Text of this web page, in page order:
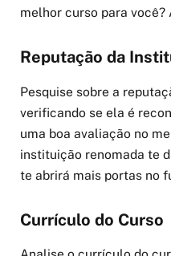
melhor curso para você?
Reputação da
Pesquise sobre a
verificando se ela é
uma boa avaliação no
instituição renomada te
te abrirá mais portas no
Currículo do Curso